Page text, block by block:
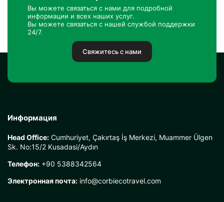
Вы можете связаться с нами для подробной
информации и всех наших услуг.
Вы можете связаться с нашей службой поддержки
24/7.
Свяжитесь с нами
Информация
Head Office: Cumhuriyet, Çakırtaş İş Merkezi, Muammer Ülgen
Sk. No:15/2 Kusadasi/Aydın
Телефон: +90 5388342564
Электронная почта: info@corbiecotravel.com